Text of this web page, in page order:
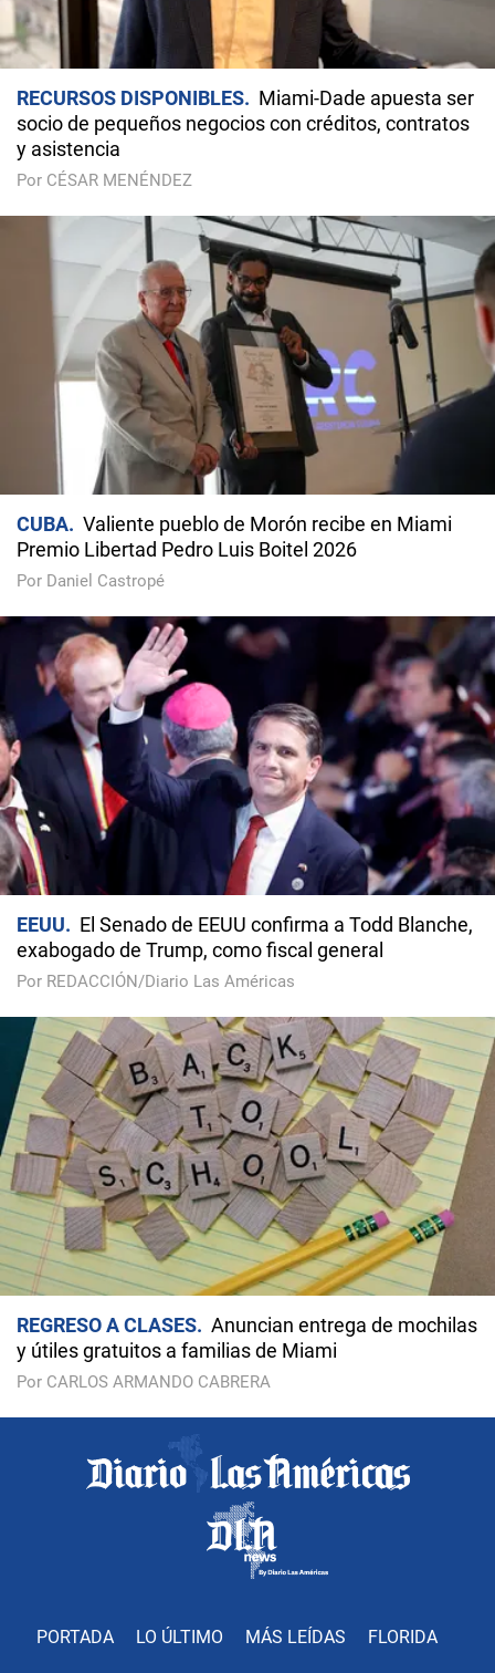
RECURSOS DISPONIBLES
Miami-Dade apuesta ser
socio de pequeños negocios con créditos, contratos
y asistencia
Por CÉSAR MENÉNDEZ
CUBA
Valiente pueblo de Morón recibe en Miami
Premio Libertad Pedro Luis Boitel 2026
Por Daniel Castropé
EEUU
El Senado de EEUU confirma a Todd Blanche,
exabogado de Trump, como fiscal general
Por REDACCIÓN/Diario Las Américas
REGRESO A CLASES
Anuncian entrega de mochilas
y útiles gratuitos a familias de Miami
Por CARLOS ARMANDO CABRERA
PORTADA LO ÚLTIMO MÁS LEÍDAS FLORIDA